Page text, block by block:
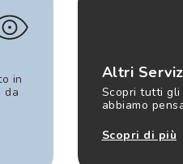
in
da
Altri
Scopri tutti gli
abbiamo
Scopri di più